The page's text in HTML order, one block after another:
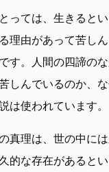
っては、生きると
理由があって苦し
す。人間の四諦の
しんでいるのか、
は使われています。
真理は、世の中に
的な存在があると